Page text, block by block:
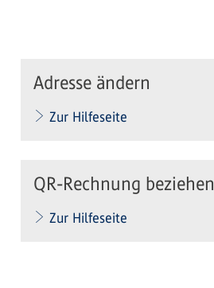
Adresse ändern
Zur Hilfeseite
QR-Rechnung beziehen
Zur Hilfeseite